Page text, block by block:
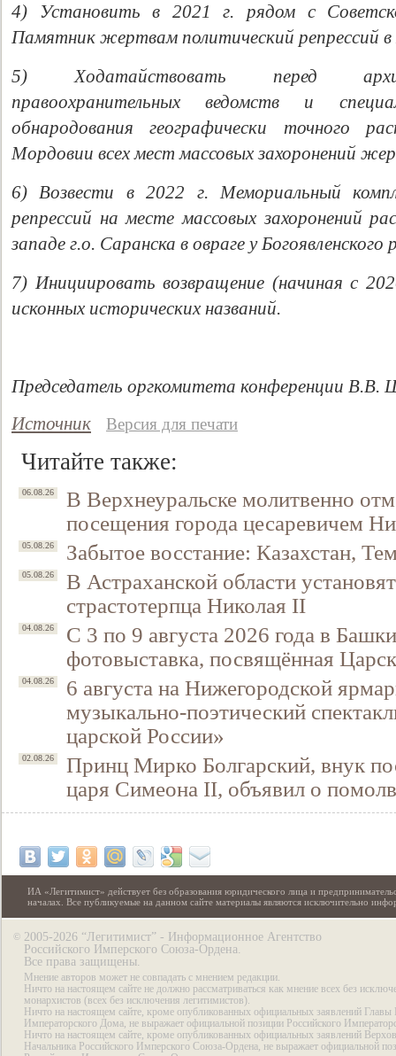
4) Установить в 2021 г. рядом с
Памятник жертвам политический репрессий
5) Ходатайствовать перед
правоохранительных ведомств и
обнародования географически точного
Мордовии всех мест массовых захоронений
6) Возвести в 2022 г. Мемориальный
репрессий на месте массовых захоронений
западе г.о. Саранска в овраге у
7) Инициировать возвращение (начиная с
исконных исторических названий.
Председатель оргкомитета конференции В.В.
Источник
Версия для печати
Читайте также:
06.08.26
В Верхнеуральске молитвенно
посещения города цесаревичем
05.08.26 Забытое восстание: Казахстан,
05.08.26
В Астраханской области
страстотерпца Николая II
04.08.26
С 3 по 9 августа 2026 года в
фотовыставка, посвящённая
04.08.26
6 августа на Нижегородской
музыкально-поэтический
царской России»
02.08.26
Принц Мирко Болгарский, внук
царя Симеона II, объявил о
ИА «Легитимист» действует без образования юридического лица и
началах. Все публикуемые на данном сайте материалы являются исключительно
© 2005-2026 “Легитимист” - Информационное Агентство
Российского Имперского Союза-Ордена.
Все права защищены.
Мнение авторов может не совпадать с мнением редакции.
Ничто на настоящем сайте не должно рассматриваться как мнение всех без
монархистов (всех без исключения легитимистов).
Ничто на настоящем сайте, кроме опубликованных официальных заявлений Главы
Императорского Дома, не выражает официальной позиции Российского
Ничто на настоящем сайте, кроме опубликованных официальных заявлений
Начальника Российского Имперского Союза-Ордена, не выражает официальной